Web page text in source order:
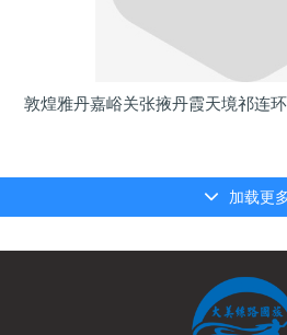
敦煌雅丹嘉峪关张掖丹霞天境祁连
加载更